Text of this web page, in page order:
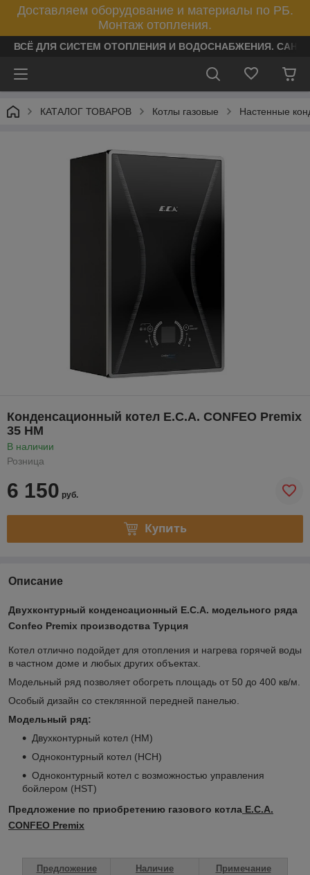
Доставляем оборудование и материалы по РБ.
Монтаж отопления.
ВСЁ ДЛЯ СИСТЕМ ОТОПЛЕНИЯ И ВОДОСНАБЖЕНИЯ.
КАТАЛОГ ТОВАРОВ Котлы газовые Настенные
Конденсационный котел E.C.A. CONFEO Premix
35 HM
В наличии
Розница
6 150 руб.
Купить
Описание
Двухконтурный конденсационный Е.С.А. модельного ряда
Confeo Premix производства Турция
Котел отлично подойдет для отопления и нагрева горячей воды
в частном доме и любых других объектах.
Модельный ряд позволяет обогреть площадь от 50 до 400 кв/м.
Особый дизайн со стеклянной передней панелью.
Модельный ряд:
Двухконтурный котел (HM)
Одноконтурный котел (HCH)
Одноконтурный котел с возможностью управления
бойлером (HST)
Предложение по приобретению газового котла E.C.A.
CONFEO Premix
Предложение Наличие
Примечание